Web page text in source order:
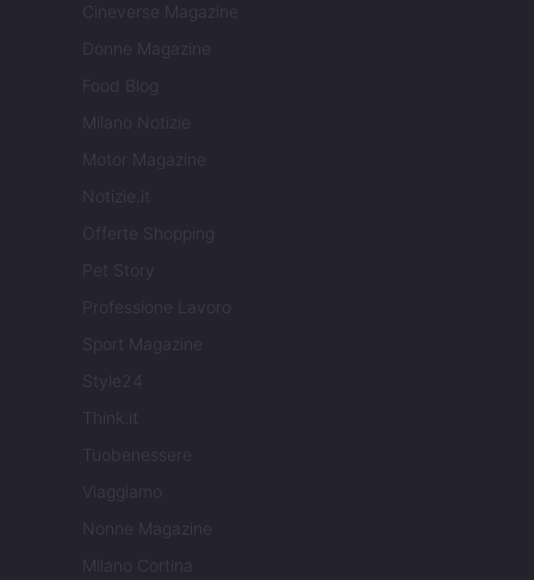
Cineverse Magazine
Donne Magazine
Food Blog
Milano Notizie
Motor Magazine
Notizie.it
Offerte Shopping
Pet Story
Professione Lavoro
Sport Magazine
Style24
Think.it
Tuobenessere
Viaggiamo
Nonne Magazine
Milano Cortina